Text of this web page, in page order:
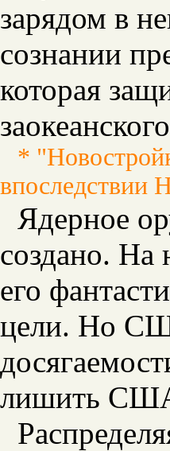
зарядом в
сознании
которая
*
впоследствии
Ядерное
создано. На
его
цели. Но
лишить